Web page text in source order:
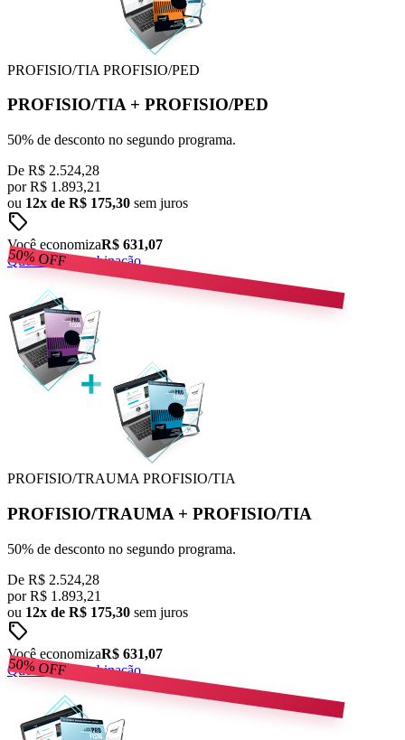
PROFISIO/TIA PROFISIO/PED
PROFISIO/TIA+ PROFISIO/PED
50% de desconto no segundo programa.
De R$ 2.524,28
por R$ 1.893,21
ou 12x de R$ 175,30 sem juros
sell
Você economizaR$ 631,07
Quero esta combinação
50%OFF
PROFISIO/TRAUMA PROFISIO/TIA
PROFISIO/TRAUMA + PROFISIO/TIA
50% de desconto no segundo programa.
De R$ 2.524,28
por R$ 1.893,21
ou 12x de R$ 175,30 sem juros
sell
Você economizaR$ 631,07
Quero esta combinação
50%OFF